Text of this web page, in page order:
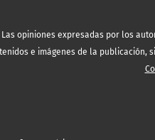
Las opiniones expresadas por los
e imágenes de la publicación,